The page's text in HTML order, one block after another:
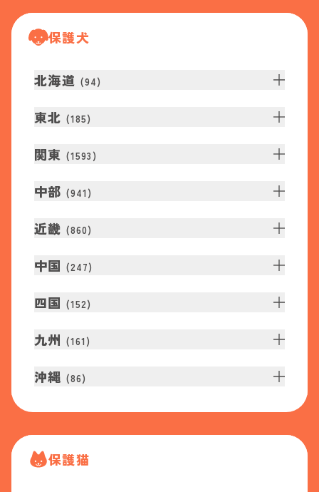
保護犬
北海道 (94)
東北 (185)
関東 (1593 )
中部 (941 )
近畿 (860)
中国 (247)
四国 (152)
九州 (161 )
沖縄 (86)
保護猫